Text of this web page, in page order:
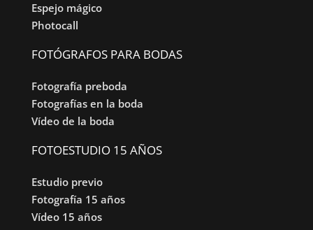
Espejo mágico
Photocall
FOTÓGRAFOS PARA BODAS
Fotografía preboda
Fotografías en la boda
Vídeo de la boda
FOTOESTUDIO 15 AÑOS
Estudio previo
Fotografía 15 años
Vídeo 15 años